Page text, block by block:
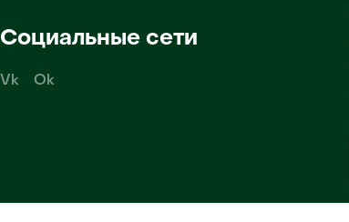
Социальные сети
Vk Ok